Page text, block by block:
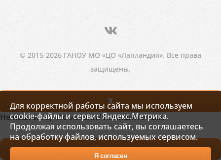
© 2015-2026 ГАНОУ МО «ЦО «Лапландия». Все права
защищены.
Для корректной работы сайта мы используем
cookie-файлы и сервис Яндекс.Метрика.
Продолжая использовать сайт, вы соглашаетесь
на обработку файлов, используемых сервисом.
Я согласен
X
Не нашли то, что искали? Напишите нам!
Написать